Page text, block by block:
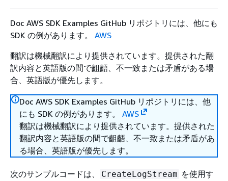
Doc AWS SDK Examples GitHub リポジトリには、他にも
SDK の例があります。 AWS
翻訳は機械翻訳により提供されています。提供された翻
訳内容と英語版の間で齟齬、不一致または矛盾がある場
合、英語版が優先します。
Doc AWS SDK Examples GitHub リポジトリには、他
にも SDK の例があります。 AWS
翻訳は機械翻訳により提供されています。提供された
翻訳内容と英語版の間で齟齬、不一致または矛盾があ
る場合、英語版が優先します。
次のサンプルコードは、 CreateLogStream を使用す